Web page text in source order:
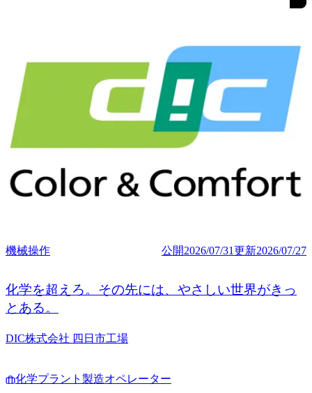
機械操作 公開2026/07/31更新2026/07/27
化学を超えろ。その先には、やさしい世界がきっ
とある。
DIC株式会社 四日市工場
化学プラント製造オペレーター